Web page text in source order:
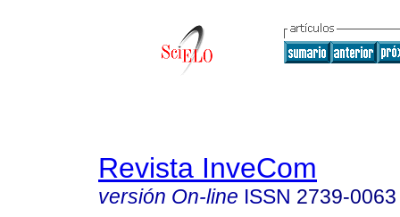
Revista InveCom
versión On-line ISSN 2739-0063